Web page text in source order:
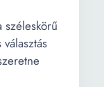
széleskörű